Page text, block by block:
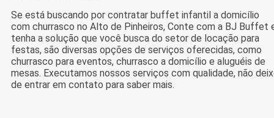
Se está buscando por contratar buffet infantil a domicílio
com churrasco no Alto de Pinheiros, Conte com a BJ Buffet
tenha a solução que você busca do setor de locação para
festas, são diversas opções de serviços oferecidas, como
churrasco para eventos, churrasco a domicílio e aluguéis de
mesas. Executamos nossos serviços com qualidade, não
de entrar em contato para saber mais.